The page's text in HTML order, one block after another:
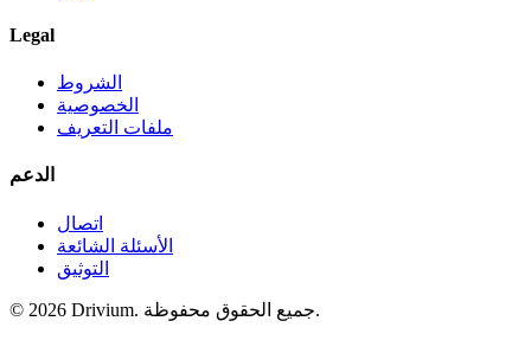
Legal
الشروط
الخصوصية
ملفات التعريف
الدعم
اتصال
الأسئلة الشائعة
التوثيق
© 2026 Drivium. جميع الحقوق محفوظة.